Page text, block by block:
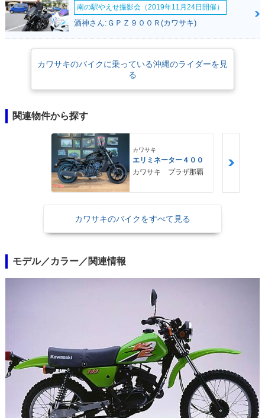
南の駅やえせ撮影会（2019年11月24日開催）
酒神さん:ＧＰＺ９００Ｒ(カワサキ)
カワサキのバイクに乗っている沖縄のライダーを見
る
関連物件から探す
カワサキ
エリミネーター４００
カワサキ プラザ那覇
カワサキのバイクをすべて見る
モデル／カラー／関連情報